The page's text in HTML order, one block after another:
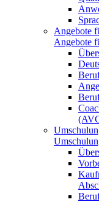
Angebote
Angebote